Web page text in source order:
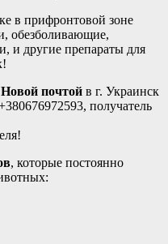
в прифронтовой зоне
обезболивающие,
и другие препараты для
почтой в г. Украинск
получатель
, которые постоянно